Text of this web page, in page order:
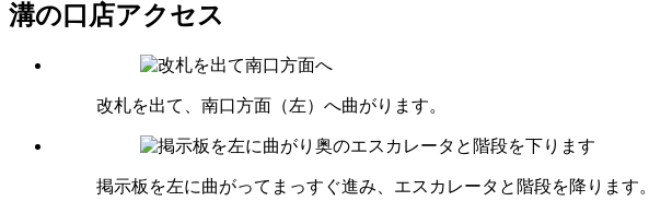
溝の口店アクセス
改札を出て、南口方面（左）へ曲がります。
掲示板を左に曲がってまっすぐ進み、エスカレータと階段を降ります。